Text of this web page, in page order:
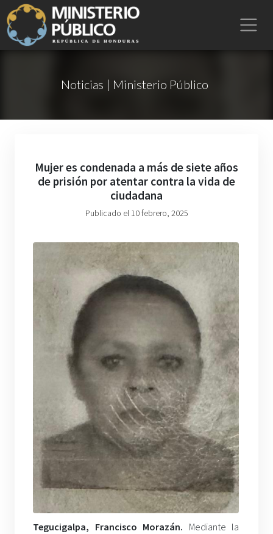
Noticias | Ministerio Público
Mujer es condenada a más de siete años
de prisión por atentar contra la vida de
ciudadana
Publicado el 10 febrero, 2025
Tegucigalpa, Francisco Morazán. Mediante la